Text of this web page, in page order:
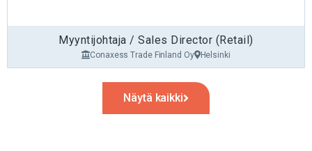
Myyntijohtaja / Sales Director (Retail)
Conaxess Trade Finland Oy Helsinki
Näytä kaikki